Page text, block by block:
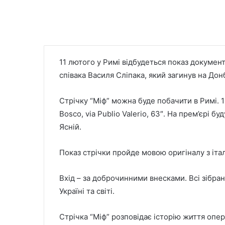
11 лютого у Римі відбудеться показ
співака Василя Сліпака, який загинув на
Стрічку “Міф” можна буде побачити в Римі.
Bosco, via Publio Valerio, 63″. На прем’єрі
Ясній.
Показ стрічки пройде мовою оригіналу з
Вхід – за доброчинними внесками. Всі
Україні та світі.
Стрічка “Міф” розповідає історію життя